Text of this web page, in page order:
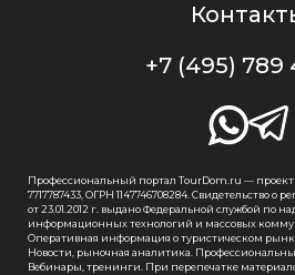
+7 (495) 789
Профессиональный портал TourDom.ru —
7717787433, ОГРН 1147746708284. Свидетельство
от 23.01.2012 г. выдано Федеральной службой по
информационных технологий и массовых
Оперативная информация о туристическом
Новости, рыночная аналитика.
Вебинары, тренинги. При перепечатке